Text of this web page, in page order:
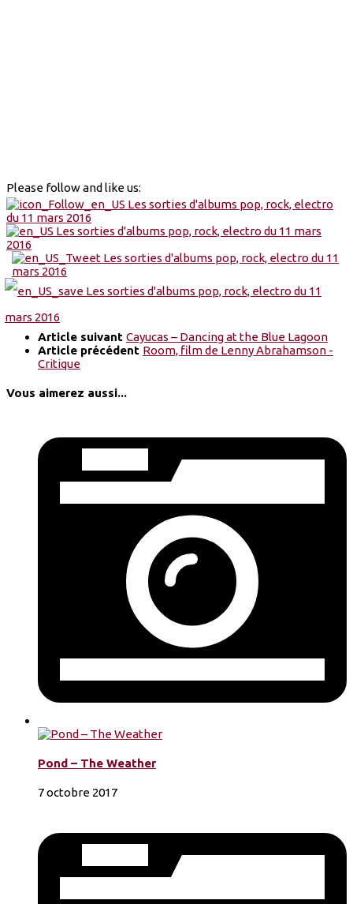
Please follow and like us:
Article suivant Cayucas – Dancing at the Blue Lagoon
Article précédent Room, film de Lenny Abrahamson -
Critique
Vous aimerez aussi...
Pond – The Weather
7 octobre 2017